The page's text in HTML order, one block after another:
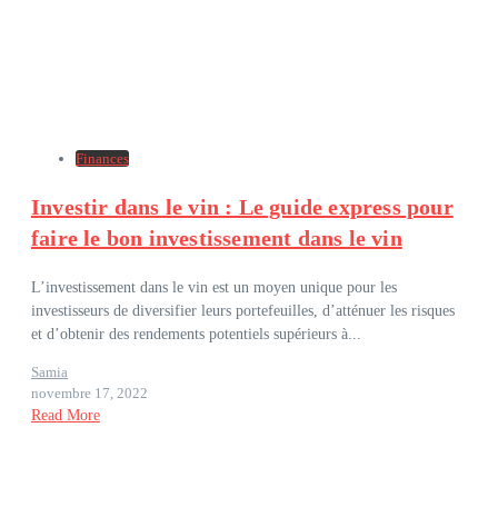
Finances
Investir dans le vin : Le guide express pour
faire le bon investissement dans le vin
L’investissement dans le vin est un moyen unique pour les
investisseurs de diversifier leurs portefeuilles, d’atténuer les risques
et d’obtenir des rendements potentiels supérieurs à...
Samia
novembre 17, 2022
Read More